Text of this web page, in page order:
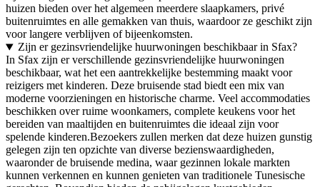
huizen bieden over het algemeen meerdere slaapkamers, privé
buitenruimtes en alle gemakken van thuis, waardoor ze geschikt zijn
voor langere verblijven of bijeenkomsten.
Zijn er gezinsvriendelijke huurwoningen beschikbaar in Sfax?
In Sfax zijn er verschillende gezinsvriendelijke huurwoningen
beschikbaar, wat het een aantrekkelijke bestemming maakt voor
reizigers met kinderen. Deze bruisende stad biedt een mix van
moderne voorzieningen en historische charme. Veel accommodaties
beschikken over ruime woonkamers, complete keukens voor het
bereiden van maaltijden en buitenruimtes die ideaal zijn voor
spelende kinderen.Bezoekers zullen merken dat deze huizen gunstig
gelegen zijn ten opzichte van diverse bezienswaardigheden,
waaronder de bruisende medina, waar gezinnen lokale markten
kunnen verkennen en kunnen genieten van traditionele Tunesische